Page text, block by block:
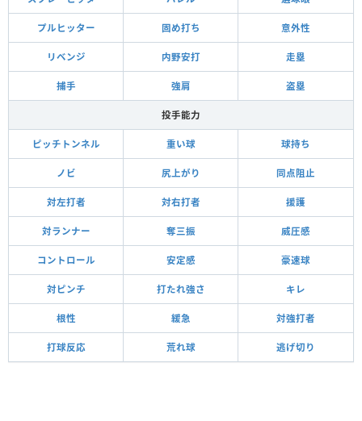
プルヒッター 固め打ち 意外性
リベンジ 内野安打 走塁
捕手 強肩 盗塁
投手能力
ピッチトンネル 重い球 球持ち
ノビ 尻上がり 同点阻止
対左打者 対右打者 援護
対ランナー 奪三振 威圧感
コントロール 安定感 豪速球
対ピンチ 打たれ強さ キレ
根性 緩急 対強打者
打球反応 荒れ球 逃げ切り